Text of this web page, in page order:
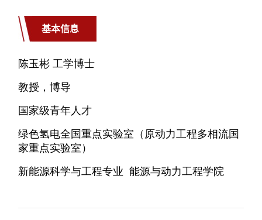
基本信息